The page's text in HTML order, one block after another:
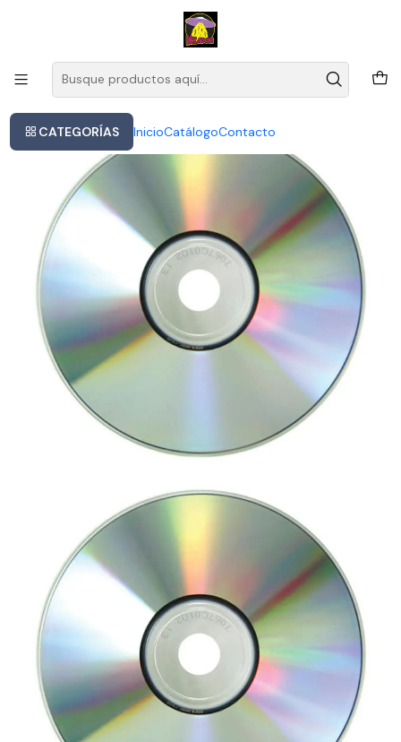
CATEGORÍAS InicioCatálogoContacto
Este es el texto del slide